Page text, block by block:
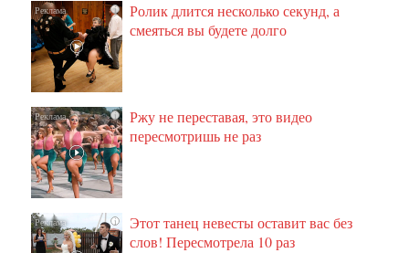
i
Ролик длится несколько секунд, а
смеяться вы будете долго
i
Ржу не переставая, это видео
пересмотришь не раз
i
Этот танец невесты оставит вас без
слов! Пересмотрела 10 раз